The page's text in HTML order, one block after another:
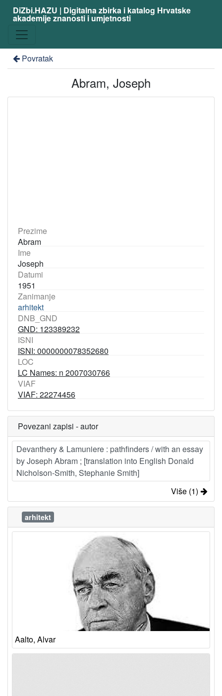
DiZbi.HAZU | Digitalna zbirka i katalog Hrvatske
akademije znanosti i umjetnosti
Povratak
Abram, Joseph
Prezime
Abram
Ime
Joseph
Datumi
1951
Zanimanje
arhitekt
DNB_GND
GND: 123389232
ISNI
ISNI: 0000000078352680
LOC
LC Names: n 2007030766
VIAF
VIAF: 22274456
Povezani zapisi - autor
Devanthery & Lamuniere : pathfinders / with an essay
by Joseph Abram ; [translation into English Donald
Nicholson-Smith, Stephanie Smith]
Više (1)
arhitekt
Aalto, Alvar